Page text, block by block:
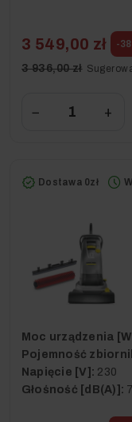
3 549,00 zł -
3 936,00 zł
− +
Dostawa 0zł
Moc urządzenia
Pojemność
Napięcie [V]: 230
Głośność [dB(A)]: